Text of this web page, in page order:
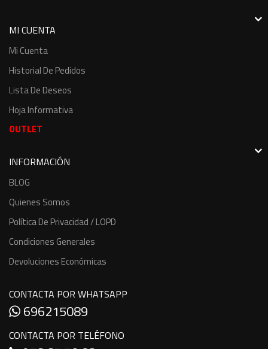
MI CUENTA
Mi Cuenta
Historial De Pedidos
Lista De Deseos
Hoja Informativa
OUTLET
INFORMACIÓN
BLOG
Quienes Somos
Política De Privacidad / LOPD
Condiciones Generales
Devoluciones Económicas
CONTACTA POR WHATSAPP
696215089
CONTACTA POR TELÉFONO